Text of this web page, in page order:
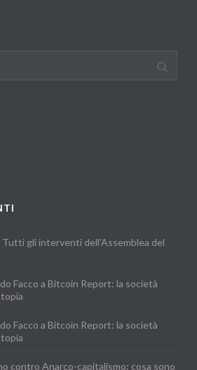
Tutti gli interventi dell’Assemblea del
Facco a Bitcoin Report: la società
Facco a Bitcoin Report: la società
contro Anarco-capitalismo: cosa sono